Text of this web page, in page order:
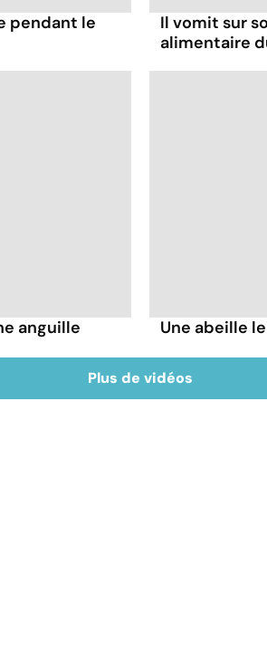
pendant le
Il vomit sur
alimentaire
anguille
Une abeille
Plus de vidéos